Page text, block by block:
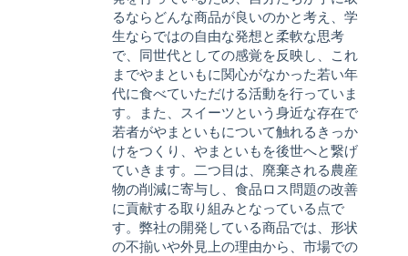
るならどんな商品が良いのかと考え、学
生ならではの自由な発想と柔軟な思考
で、同世代としての感覚を反映し、これ
までやまといもに関心がなかった若い年
代に食べていただける活動を行っていま
す。また、スイーツという身近な存在で
若者がやまといもについて触れるきっか
けをつくり、やまといもを後世へと繋げ
ていきます。二つ目は、廃棄される農産
物の削減に寄与し、食品ロス問題の改善
に貢献する取り組みとなっている点で
す。弊社の開発している商品では、形状
の不揃いや外見上の理由から、市場での